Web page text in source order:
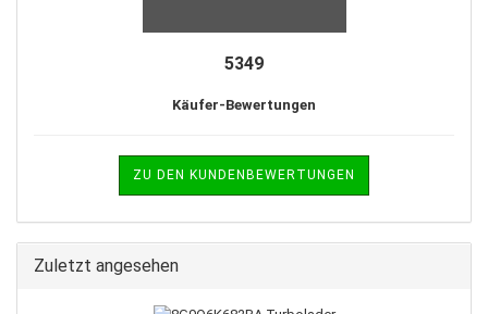
5349
Käufer-Bewertungen
ZU DEN KUNDENBEWERTUNGEN
Zuletzt angesehen